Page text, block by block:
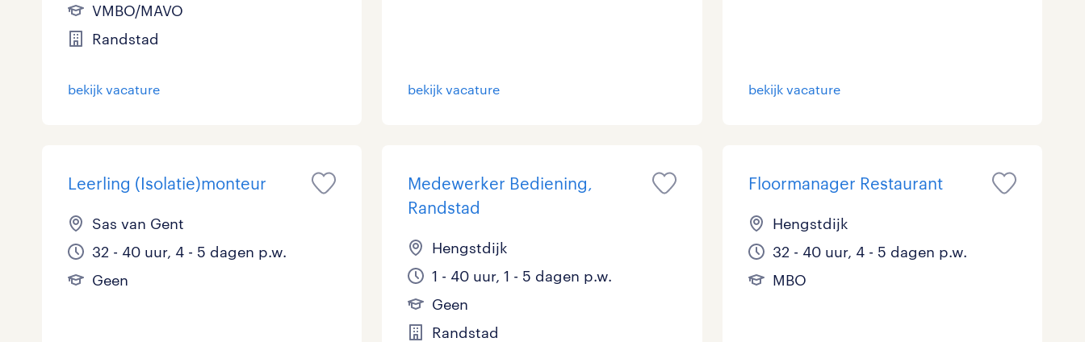
VMBO/MAVO
Randstad
bekijk vacature bekijk vacature bekijk vacature
Leerling (Isolatie)monteur
Sas van Gent
32 - 40 uur, 4 - 5 dagen p.w.
Geen
Medewerker Bediening,
Randstad
Hengstdijk
1 - 40 uur, 1 - 5 dagen p.w.
Geen
Randstad
Floormanager Restaurant
Hengstdijk
32 - 40 uur, 4 - 5 dagen p.w.
MBO